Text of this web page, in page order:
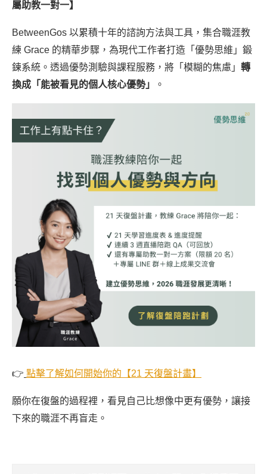
屬助教一對一】
BetweenGos 以累積十年的諮詢方法與工具，集合職涯教
練 Grace 的精華步驟，為現代工作者打造「優勢思維」鍛
鍊系統。透過優勢測驗與課程服務，將「模糊的焦慮」 轉
換成「能被看見的個人核心優勢」
。
👉 點擊了解如何開始你的【21 天復盤計畫】
願你在復盤的過程裡，看見自己比想像中更有優勢，讓接
下來的職涯不再盲走。